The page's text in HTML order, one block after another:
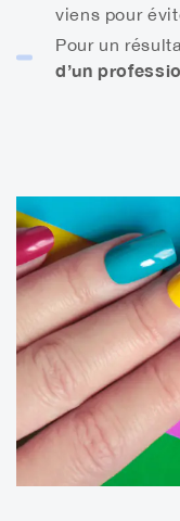
viens pour
Pour un
d’un